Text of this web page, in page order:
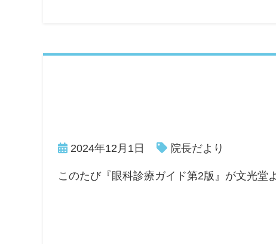
2024年12月1日 院長だより
このたび『眼科診療ガイド第2版』が文光